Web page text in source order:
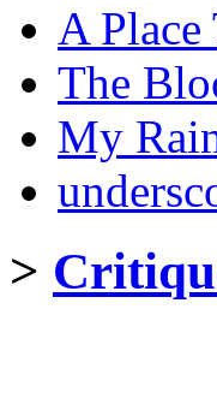
A Place
The
My
>